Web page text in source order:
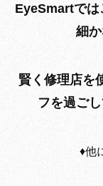
EyeSmartでは
細
賢く修理店を
フを過ご
♦︎他